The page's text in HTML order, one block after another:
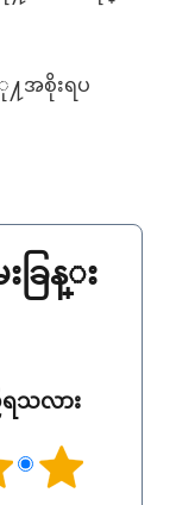
အစိုးရပ
ခြန္း
သလား